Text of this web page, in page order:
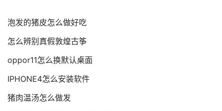
泡发的猪皮怎么做好吃
怎么辨别真假敦煌古筝
oppor11怎么换默认桌面
IPHONE4怎么安装软件
猪肉温汤怎么做发